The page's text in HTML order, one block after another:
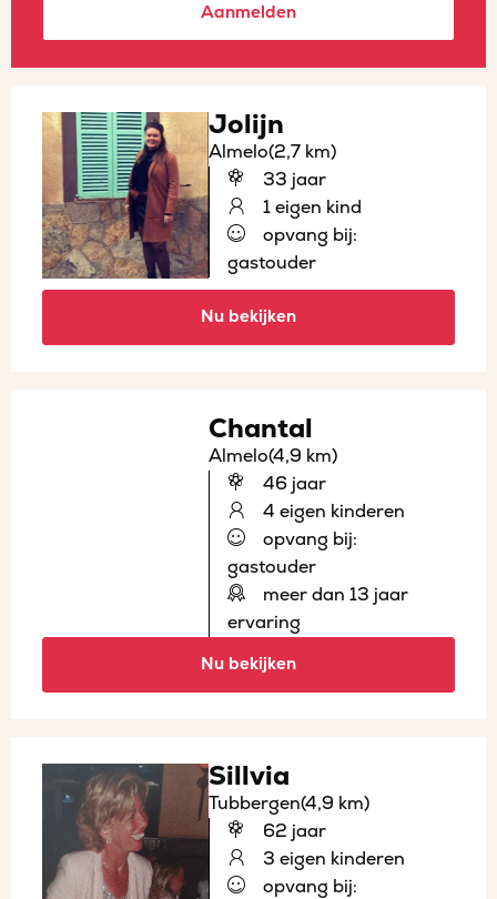
Aanmelden
Jolijn
Almelo(2,7 km)
33 jaar
1 eigen kind
opvang bij:
gastouder
Nu bekijken
Chantal
Almelo(4,9 km)
46 jaar
4 eigen kinderen
opvang bij:
gastouder
meer dan 13 jaar
ervaring
Nu bekijken
Sillvia
Tubbergen(4,9 km)
62 jaar
3 eigen kinderen
opvang bij: